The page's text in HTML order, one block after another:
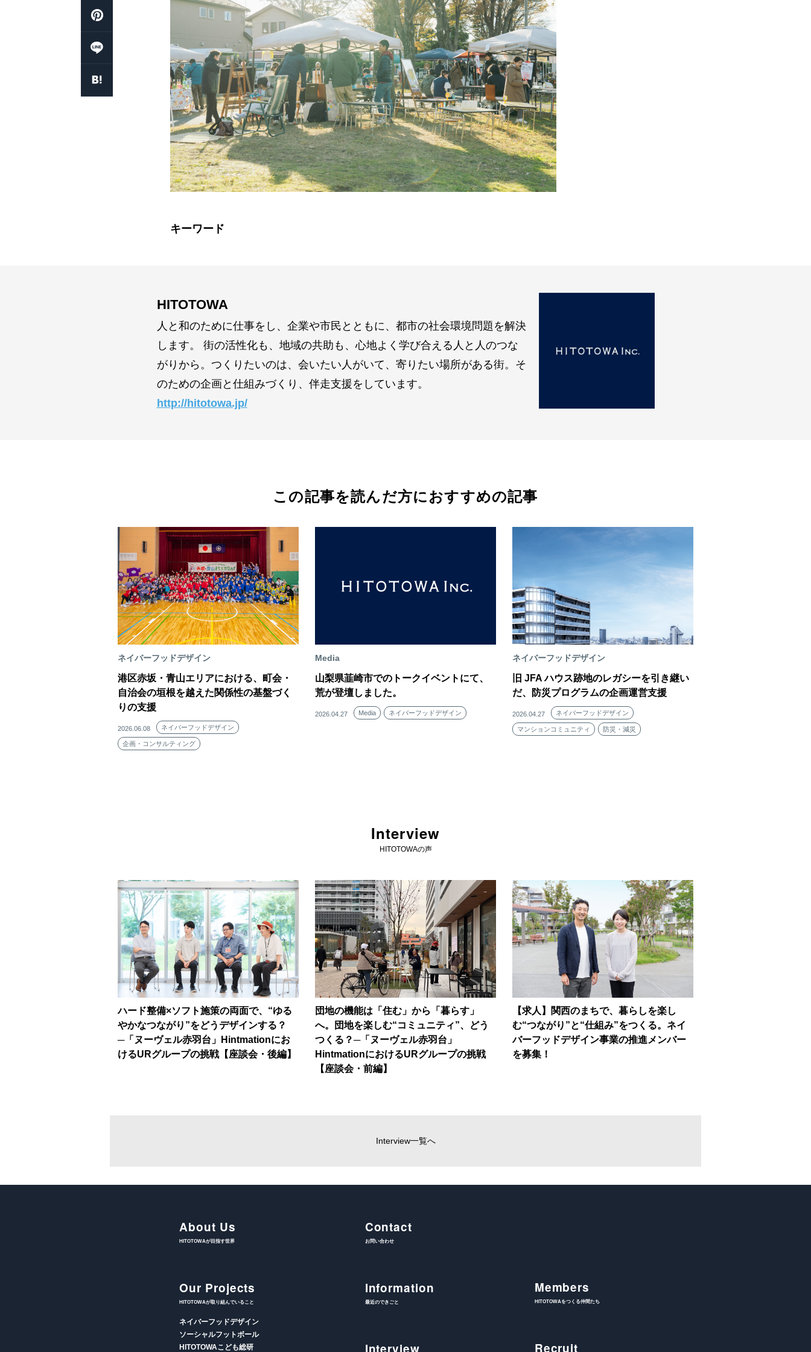
キーワード
HITOTOWA
人と和のために仕事をし、企業や市民とともに、都市の社会環境問題を解決
します。 街の活性化も、地域の共助も、心地よく学び合える人と人のつな
がりから。つくりたいのは、会いたい人がいて、寄りたい場所がある街。そ
のための企画と仕組みづくり、伴走支援をしています。
http://hitotowa.jp/
この記事を読んだ方におすすめの記事
ネイバーフッドデザイン
港区赤坂・青山エリアにおける、町会・
自治会の垣根を越えた関係性の基盤づく
りの支援
2026.06.08 ネイバーフッドデザイン
企画・コンサルティング
Media
山梨県韮崎市でのトークイベントにて、
荒が登壇しました。
2026.04.27 Media ネイバーフッドデザイン
ネイバーフッドデザイン
旧 JFA ハウス跡地のレガシーを引き継い
だ、防災プログラムの企画運営支援
2026.04.27 ネイバーフッドデザイン
マンションコミュニティ 防災・減災
Interview
HITOTOWAの声
ハード整備×ソフト施策の両面で、“ゆる
やかなつながり”をどうデザインする？
─「ヌーヴェル赤羽台」Hintmationにお
けるURグループの挑戦【座談会・後編】
団地の機能は「住む」から「暮らす」
へ。団地を楽しむ“コミュニティ”、どう
つくる？─「ヌーヴェル赤羽台」
HintmationにおけるURグループの挑戦
【座談会・前編】
【求人】関西のまちで、暮らしを楽し
む“つながり”と“仕組み”をつくる。ネイ
バーフッドデザイン事業の推進メンバー
を募集！
Interview一覧へ
About Us
HITOTOWAが目指す世界
Our Projects
HITOTOWAが取り組んでいること
ネイバーフッドデザイン
ソーシャルフットボール
HITOTOWAこども総研
Contact
お問い合わせ
Information
最近のできごと
Members
HITOTOWAをつくる仲間たち
Recruit